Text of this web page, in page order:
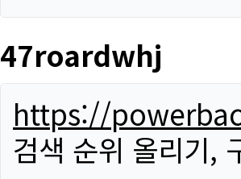
47roardwhj
https://
검색 순위 올리기,